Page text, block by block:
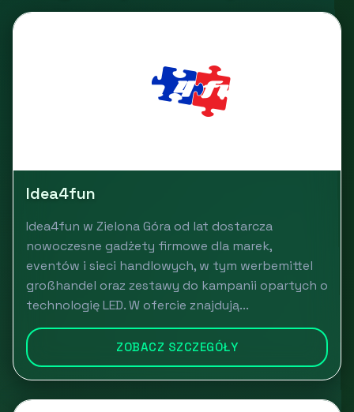
Idea4fun
Idea4fun w Zielona Góra od lat dostarcza
nowoczesne gadżety firmowe dla marek,
eventów i sieci handlowych, w tym werbemittel
großhandel oraz zestawy do kampanii opartych o
technologię LED. W ofercie znajdują...
ZOBACZ SZCZEGÓŁY